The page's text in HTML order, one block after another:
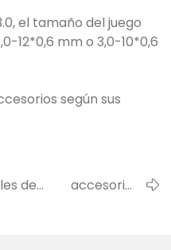
el tamaño del juego
12*0,6 mm o 3,0-10*0,6
según sus
de
accesorios